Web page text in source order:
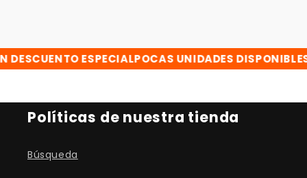
ESPECIALPOCAS UNIDADES DISPONIBLES
Políticas de nuestra tienda
Búsqueda